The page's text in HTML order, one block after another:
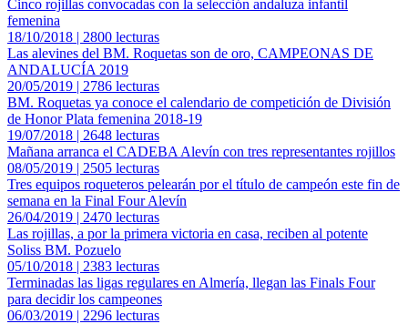
Cinco rojillas convocadas con la selección andaluza infantil
femenina
18/10/2018 | 2800 lecturas
Las alevines del BM. Roquetas son de oro, CAMPEONAS DE
ANDALUCÍA 2019
20/05/2019 | 2786 lecturas
BM. Roquetas ya conoce el calendario de competición de División
de Honor Plata femenina 2018-19
19/07/2018 | 2648 lecturas
Mañana arranca el CADEBA Alevín con tres representantes rojillos
08/05/2019 | 2505 lecturas
Tres equipos roqueteros pelearán por el título de campeón este fin de
semana en la Final Four Alevín
26/04/2019 | 2470 lecturas
Las rojillas, a por la primera victoria en casa, reciben al potente
Soliss BM. Pozuelo
05/10/2018 | 2383 lecturas
Terminadas las ligas regulares en Almería, llegan las Finals Four
para decidir los campeones
06/03/2019 | 2296 lecturas